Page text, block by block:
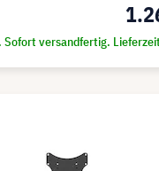
Sofort versandfertig.